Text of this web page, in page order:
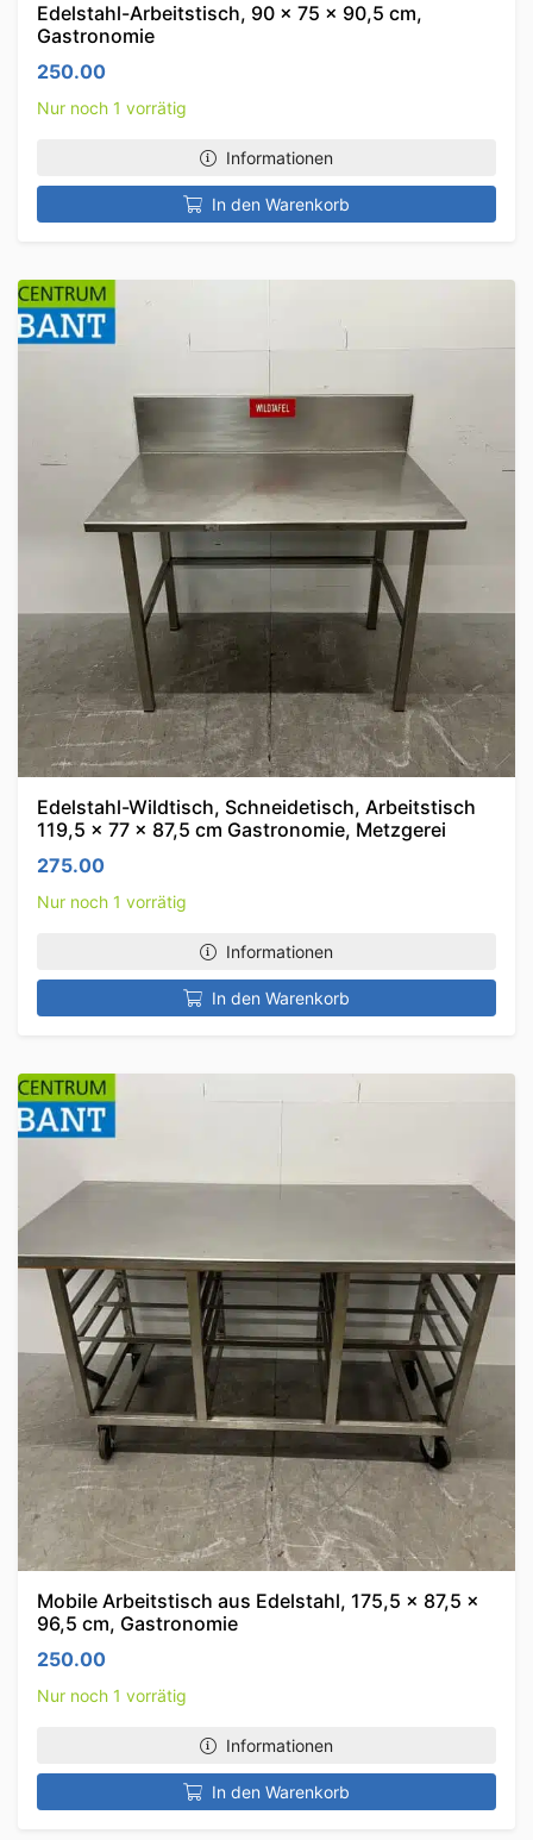
Edelstahl-Arbeitstisch, 90 x 75 x 90,5 cm,
Gastronomie
250.00
Nur noch 1 vorrätig
Informationen
In den Warenkorb
Edelstahl-Wildtisch, Schneidetisch, Arbeitstisch
119,5 x 77 x 87,5 cm Gastronomie, Metzgerei
275.00
Nur noch 1 vorrätig
Informationen
In den Warenkorb
Mobile Arbeitstisch aus Edelstahl, 175,5 x 87,5 x
96,5 cm, Gastronomie
250.00
Nur noch 1 vorrätig
Informationen
In den Warenkorb